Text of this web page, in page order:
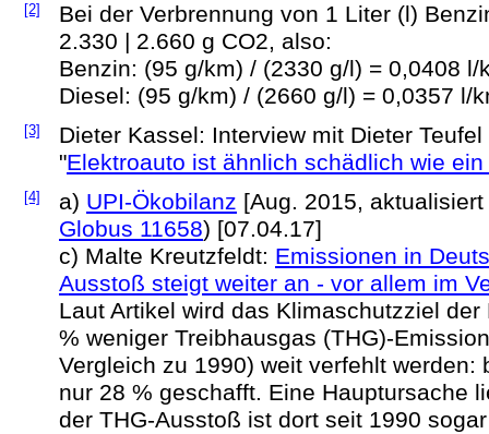
[2]
Bei der Verbrennung von 1 Liter (l)
2.330 | 2.660 g CO2, also:
Benzin: (95 g/km) / (2330 g/l) = 0,0408
Diesel: (95 g/km) / (2660 g/l) = 0,0357 l/
[3]
Dieter Kassel: Interview mit Dieter Teufel
"Elektroauto ist ähnlich schädlich wie
[4] a) UPI-Ökobilanz [Aug. 2015,
Globus 11658) [07.04.17]
c) Malte Kreutzfeldt: Emissionen in
Ausstoß steigt weiter an - vor allem im
Laut Artikel wird das Klimaschutzziel
% weniger Treibhausgas (THG)-
Vergleich zu 1990) weit verfehlt werden:
nur 28 % geschafft. Eine Hauptursache
der THG-Ausstoß ist dort seit 1990